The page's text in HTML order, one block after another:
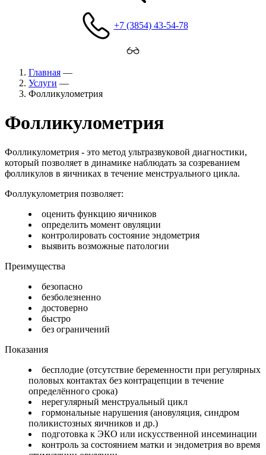
+7 (3854) 43-54-78
Главная —
Услуги —
Фолликулометрия
Фолликулометрия
Фолликулометрия - это метод ультразвуковой диагностики,
который позволяет в динамике наблюдать за созреванием
фолликулов в яичниках в течение менструального цикла.
Фоллукулометрия позволяет:
оценить функцию яичников
определить момент овуляции
контролировать состояние эндометрия
выявить возможные патологии
Преимущества
безопасно
безболезненно
достоверно
быстро
без ограничений
Показания
бесплодие (отсутствие беременности при регулярных
половых контактах без контрацепции в течение
определённого срока)
нерегулярный менструальный цикл
гормональные нарушения (ановуляция, синдром
поликистозных яичников и др.)
подготовка к ЭКО или искусственной инсеминации
контроль за состоянием матки и эндометрия во время